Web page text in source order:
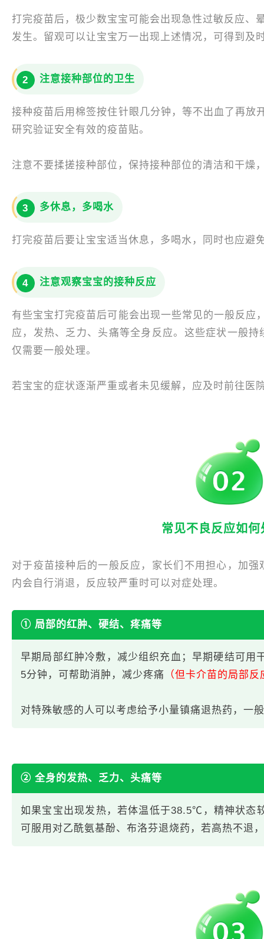
打完疫苗后，极少数宝宝可能会出现急性过敏反应、
发生。留观可以让宝宝万一出现上述情况，可得到及
2 注意接种部位的卫生
接种疫苗后用棉签按住针眼几分钟，等不出血了再放
研究验证安全有效的疫苗贴。
注意不要揉搓接种部位，保持接种部位的清洁和干燥
3 多休息，多喝水
打完疫苗后要让宝宝适当休息，多喝水，同时也应避
4 注意观察宝宝的接种反应
有些宝宝打完疫苗后可能会出现一些常见的一般反应
应，发热、乏力、头痛等全身反应。这些症状一般
仅需要一般处理。
若宝宝的症状逐渐严重或者未见缓解，应及时前往医
常见不良反应如何
对于疫苗接种后的一般反应，家长们不用担心，加
内会自行消退，反应较严重时可以对症处理。
① 局部的红肿、硬结、疼痛等
早期局部红肿冷敷，减少组织充血；早期硬结可用
5分钟，可帮助消肿，减少疼痛
（但卡介苗的局部
对特殊敏感的人可以考虑给予小量镇痛退热药，一
② 全身的发热、乏力、头痛等
如果宝宝出现发热，若体温低于38.5℃，精神状态
可服用对乙酰氨基酚、布洛芬退烧药，若高热不退